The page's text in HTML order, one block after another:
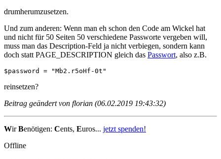
drumherumzusetzen.
Und zum anderen: Wenn man eh schon den Code am Wickel hat
und nicht für 50 Seiten 50 verschiedene Passworte vergeben will,
muss man das Description-Feld ja nicht verbiegen, sondern kann
doch statt PAGE_DESCRIPTION gleich das Passwort, also z.B.
$password = "Mb2.r5oHf-0t"
reinsetzen?
Beitrag geändert von florian (06.02.2019 19:43:32)
WirBenötigen: Cents, Euros... jetzt spenden!
Offline